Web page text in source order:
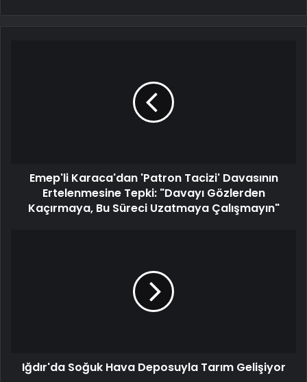
Emep'li Karaca'dan 'Patron Tacizi' Davasının
Ertelenmesine Tepki: "Davayı Gözlerden
Kaçırmaya, Bu Süreci Uzatmaya Çalışmayın"
Iğdır'da Soğuk Hava Deposuyla Tarım Gelişiyor